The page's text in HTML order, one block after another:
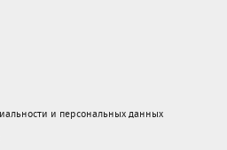
и персональных данных